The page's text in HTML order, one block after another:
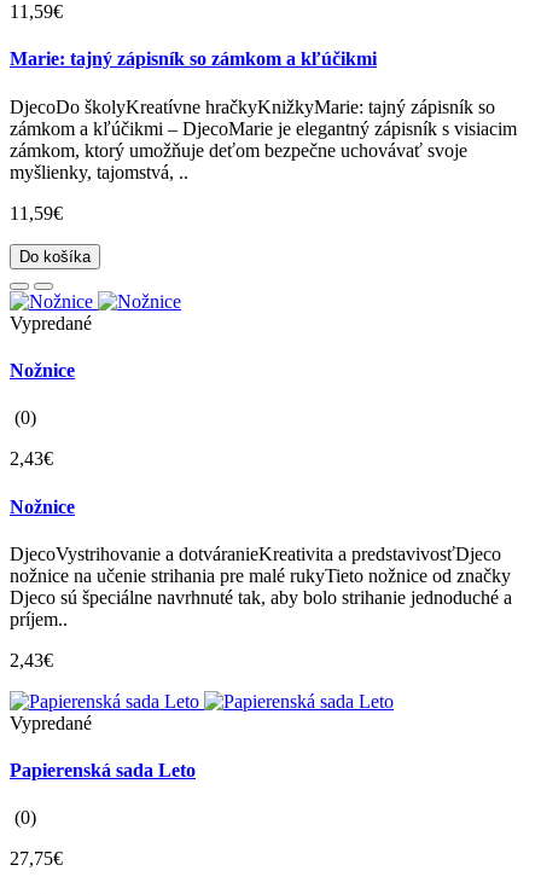
11,59€
Marie: tajný zápisník so zámkom a kľúčikmi
DjecoDo školyKreatívne hračkyKnižkyMarie: tajný zápisník so
zámkom a kľúčikmi – DjecoMarie je elegantný zápisník s visiacim
zámkom, ktorý umožňuje deťom bezpečne uchovávať svoje
myšlienky, tajomstvá, ..
11,59€
Do košíka
Vypredané
Nožnice
(0)
2,43€
Nožnice
DjecoVystrihovanie a dotváranieKreativita a predstavivosťDjeco
nožnice na učenie strihania pre malé rukyTieto nožnice od značky
Djeco sú špeciálne navrhnuté tak, aby bolo strihanie jednoduché a
príjem..
2,43€
Vypredané
Papierenská sada Leto
(0)
27,75€